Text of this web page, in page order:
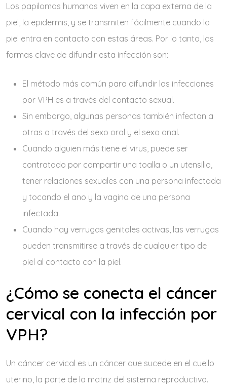
Los papilomas humanos viven en la capa externa de la
piel, la epidermis, y se transmiten fácilmente cuando la
piel entra en contacto con estas áreas. Por lo tanto, las
formas clave de difundir esta infección son:
El método más común para difundir las infecciones
por VPH es a través del contacto sexual.
Sin embargo, algunas personas también infectan a
otras a través del sexo oral y el sexo anal.
Cuando alguien más tiene el virus, puede ser
contratado por compartir una toalla o un utensilio,
tener relaciones sexuales con una persona infectada
y tocando el ano y la vagina de una persona
infectada.
Cuando hay verrugas genitales activas, las verrugas
pueden transmitirse a través de cualquier tipo de
piel al contacto con la piel.
¿Cómo se conecta el cáncer
cervical con la infección por
VPH?
Un cáncer cervical es un cáncer que sucede en el cuello
uterino, la parte de la matriz del sistema reproductivo.